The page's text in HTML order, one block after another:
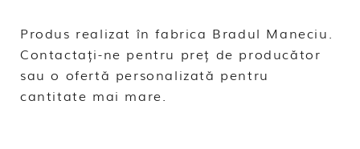
Produs realizat în fabrica Bradul Maneciu.
Contactați-ne pentru preț de producător
sau o ofertă personalizată pentru
cantitate mai mare.